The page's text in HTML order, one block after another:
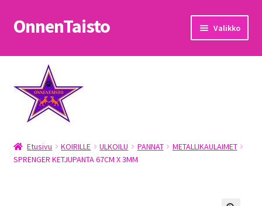
Siirry
navigointiin
Siirry
sisältöön
OnnenTaisto Valikko
Etusivu
Kassa
Oma tili
OnnenTaisto
Etusivu KOIRILLE ULKOILU PANNAT
METALLIKAULAIMET
SPRENGER KETJUPANTA 67CM X 3MM